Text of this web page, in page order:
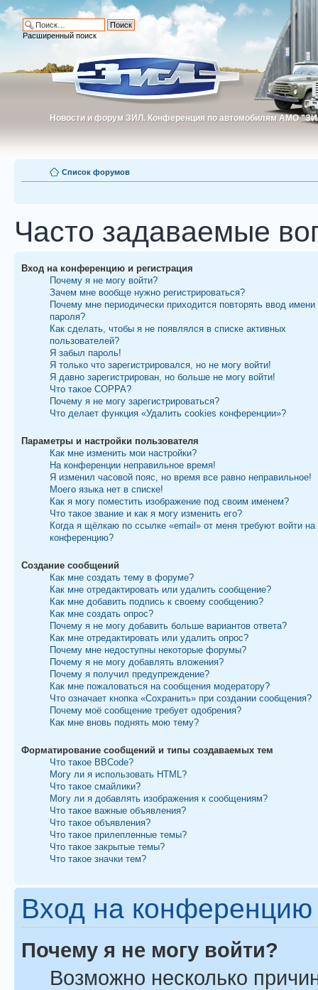
Новости и форум ЗИЛ. Конференция по автомобилям АМО
Новости и форум ЗИЛ. Конференция по автомобилям АМО
Расширенный поиск
Список форумов
Часто задаваемые
Вход на конференцию и регистрация
Почему я не могу войти?
Зачем мне вообще нужно регистрироваться?
Почему мне периодически приходится повторять ввод имени
пароля?
Как сделать, чтобы я не появлялся в списке активных
пользователей?
Я забыл пароль!
Я только что зарегистрировался, но не могу войти!
Я давно зарегистрирован, но больше не могу войти!
Что такое COPPA?
Почему я не могу зарегистрироваться?
Что делает функция «Удалить cookies конференции»?
Параметры и настройки пользователя
Как мне изменить мои настройки?
На конференции неправильное время!
Я изменил часовой пояс, но время все равно неправильное!
Моего языка нет в списке!
Как я могу поместить изображение под своим именем?
Что такое звание и как я могу изменить его?
Когда я щёлкаю по ссылке «email» от меня требуют войти на
конференцию?
Создание сообщений
Как мне создать тему в форуме?
Как мне отредактировать или удалить сообщение?
Как мне добавить подпись к своему сообщению?
Как мне создать опрос?
Почему я не могу добавить больше вариантов ответа?
Как мне отредактировать или удалить опрос?
Почему мне недоступны некоторые форумы?
Почему я не могу добавлять вложения?
Почему я получил предупреждение?
Как мне пожаловаться на сообщения модератору?
Что означает кнопка «Сохранить» при создании сообщения?
Почему моё сообщение требует одобрения?
Как мне вновь поднять мою тему?
Форматирование сообщений и типы создаваемых тем
Что такое BBCode?
Могу ли я использовать HTML?
Что такое смайлики?
Могу ли я добавлять изображения к сообщениям?
Что такое важные объявления?
Что такое объявления?
Что такое прилепленные темы?
Что такое закрытые темы?
Что такое значки тем?
Вход на конференцию
Почему я не могу войти?
Возможно несколько